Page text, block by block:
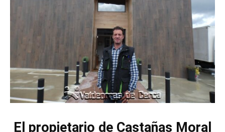
El propietario de Castañas Moral